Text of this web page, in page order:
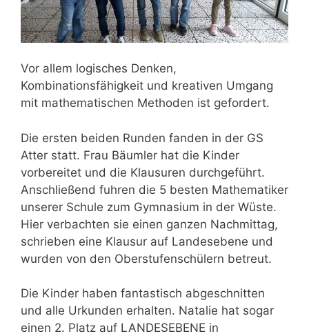
Vor allem logisches Denken,
Kombinationsfähigkeit und kreativen Umgang
mit mathematischen Methoden ist gefordert.
Die ersten beiden Runden fanden in der GS
Atter statt. Frau Bäumler hat die Kinder
vorbereitet und die Klausuren durchgeführt.
Anschließend fuhren die 5 besten Mathematiker
unserer Schule zum Gymnasium in der Wüste.
Hier verbachten sie einen ganzen Nachmittag,
schrieben eine Klausur auf Landesebene und
wurden von den Oberstufenschülern betreut.
Die Kinder haben fantastisch abgeschnitten
und alle Urkunden erhalten. Natalie hat sogar
einen 2. Platz auf LANDESEBENE in